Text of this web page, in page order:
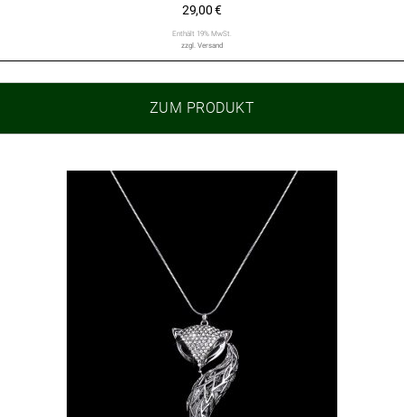
29,00€
Enthält 19% MwSt.
zzgl. Versand
ZUM PRODUKT